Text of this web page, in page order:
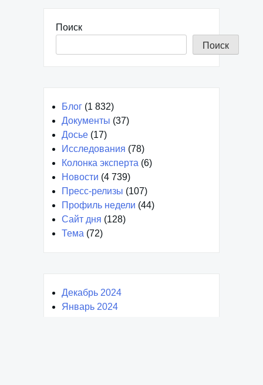
Поиск
Поиск
Блог (1 832)
Документы (37)
Досье (17)
Исследования (78)
Колонка эксперта (6)
Новости (4 739)
Пресс-релизы (107)
Профиль недели (44)
Сайт дня (128)
Тема (72)
Декабрь 2024
Январь 2024